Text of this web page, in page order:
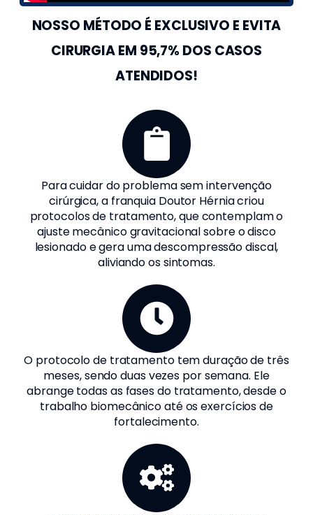
NOSSO MÉTODO É EXCLUSIVO E EVITA
CIRURGIA EM 95,7% DOS CASOS
ATENDIDOS!
Para cuidar do problema sem intervenção
cirúrgica, a franquia Doutor Hérnia criou
protocolos de tratamento, que contemplam o
ajuste mecânico gravitacional sobre o disco
lesionado e gera uma descompressão discal,
aliviando os sintomas.
O protocolo de tratamento tem duração de três
meses, sendo duas vezes por semana. Ele
abrange todas as fases do tratamento, desde o
trabalho biomecânico até os exercícios de
fortalecimento.